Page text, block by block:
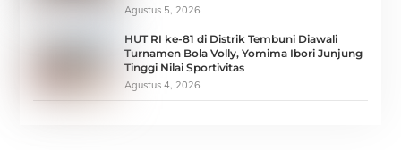
Agustus 5, 2026
HUT RI ke-81 di Distrik Tembuni Diawali
Turnamen Bola Volly, Yomima Ibori Junjung
Tinggi Nilai Sportivitas
Agustus 4, 2026